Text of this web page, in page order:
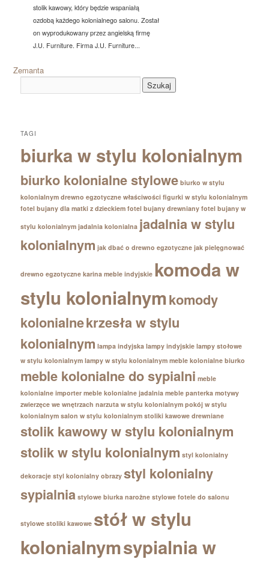
stolik kawowy, który będzie wspaniałą
ozdobą każdego kolonialnego salonu. Został
on wyprodukowany przez angielską firmę
J.U. Furniture. Firma J.U. Furniture...
Zemanta
TAGI
biurka w stylu kolonialnym
biurko kolonialne stylowe biurko w stylu
kolonialnym drewno egzotyczne właściwości figurki w stylu kolonialnym
fotel bujany dla matki z dzieckiem fotel bujany drewniany fotel bujany w
stylu kolonialnym jadalnia kolonialna jadalnia w stylu
kolonialnym jak dbać o drewno egzotyczne jak pielęgnować
drewno egzotyczne karina meble indyjskie komoda w
stylu kolonialnymkomody
kolonialnekrzesła w stylu
kolonialnym lampa indyjska lampy indyjskie lampy stołowe
w stylu kolonialnym lampy w stylu kolonialnym meble kolonialne biurko
meble kolonialne do sypialni meble
kolonialne importer meble kolonialne jadalnia meble panterka motywy
zwierzęce we wnętrzach narzuta w stylu kolonialnym pokój w stylu
kolonialnym salon w stylu kolonialnym stoliki kawowe drewniane
stolik kawowy w stylu kolonialnym
stolik w stylu kolonialnym styl kolonialny
dekoracje styl kolonialny obrazy styl kolonialny
sypialnia stylowe biurka narożne stylowe fotele do salonu
stylowe stoliki kawowe stół w stylu
kolonialnymsypialnia w